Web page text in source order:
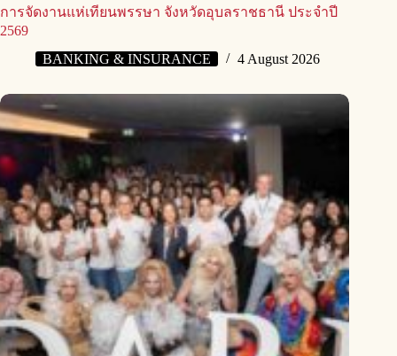
การจัดงานแห่เทียนพรรษา จังหวัดอุบลราชธานี ประจำปี
2569
BANKING & INSURANCE
4 August 2026